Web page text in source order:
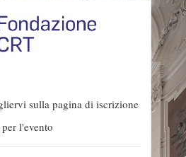
sulla pagina di iscrizione
per l'evento